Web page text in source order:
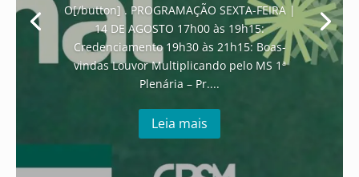
O[/button] . PROGRAMAÇÃO SEXTA-FEIRA |
14 DE AGOSTO 17h00 às 19h15:
Credenciamento 19h30 às 21h15: Boas-
vindas Louvor Multiplicando pelo MS 1ª
Plenária – Pr....
Leia mais